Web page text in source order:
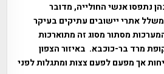
נתפסו אנשי החולייה, מדובר
אתרי יישובים עתיקים בעיקר
מסתור מסוג זה מתוארכות
מרד בר-כוכבא. באיזור הצפון
אך מפעם לפעם צצות ומתגלות לפני